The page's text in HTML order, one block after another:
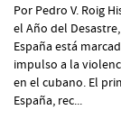
Por Pedro V. Roig
el Año del
España está
impulso a la
en el cubano. El
España, rec...